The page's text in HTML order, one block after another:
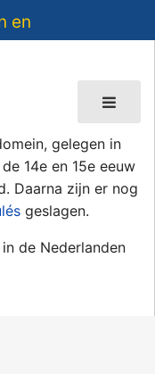
en
gelegen in
14e en 15e eeuw
Daarna zijn er nog
geslagen.
de Nederlanden